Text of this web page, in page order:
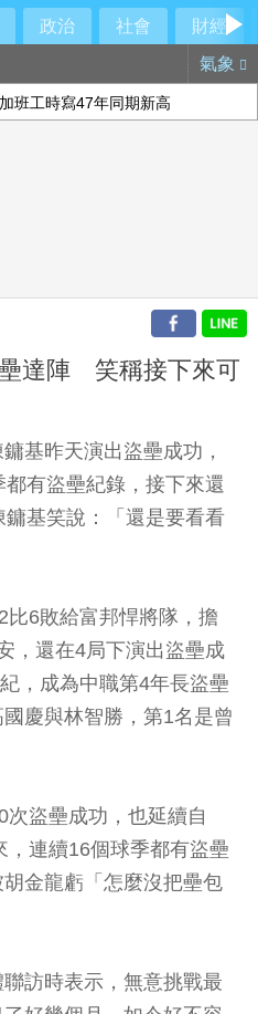
政治 社會
財經
氣象
班工時寫47年同期新高
達陣 笑稱接下來可
基昨天演出盜壘成功，
有盜壘紀錄，接下來還
基笑說：「還是要看看
比6敗給富邦悍將隊，擔
，還在4局下演出盜壘成
，成為中職第4年長盜壘
慶與林智勝，第1名是曾
盜壘成功，也延續自
，連續16個球季都有盜壘
金龍虧「怎麼沒把壘包
訪時表示，無意挑戰最